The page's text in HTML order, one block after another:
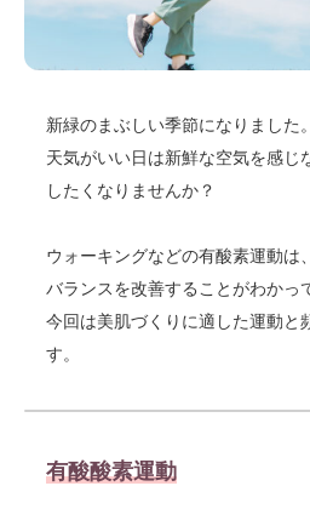
新緑のまぶしい季節になりました。
天気がいい日は新鮮な空気を感じ
したくなりませんか？
ウォーキングなどの有酸素運動は
バランスを改善することがわかっ
今回は美肌づくりに適した運動と
す。
有酸酸素運動